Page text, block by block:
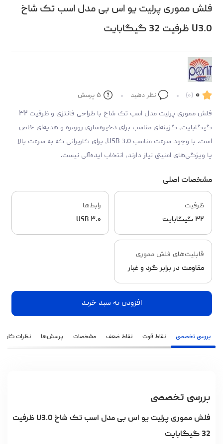
فلش مموری پرلیت یو اس بی مدل اسب تک شاخ
U3.0 ظرفیت 32 گیگابایت
۰ (۰) نظر دهید ۵ پرسش
فلش مموری پرلیت مدل اسب تک شاخ با طراحی فانتزی و ظرفیت ۳۲
گیگابایت، گزینه‌ای مناسب برای ذخیره‌سازی روزمره و هدیه‌ای خاص
است. با وجود سرعت مناسب USB 3.0، برای کاربرانی که به سرعت بالا
یا ویژگی‌های امنیتی نیاز دارند، انتخاب ایده‌آلی نیست.
مشخصات اصلی
ظرفیت
۳۲ گیگابایت
رابط‌ها
USB ۳.۰
قابلیت‌های فلش مموری
مقاومت در برابر گرد و غبار
افزودن به سبد خرید
بررسی تخصصی نقاط قوت نقاط ضعف مشخصات پرسش‌ها نظرات
بررسی تخصصی
فلش مموری پرلیت یو اس بی مدل اسب تک شاخ U3.0 ظرفیت
32 گیگابایت